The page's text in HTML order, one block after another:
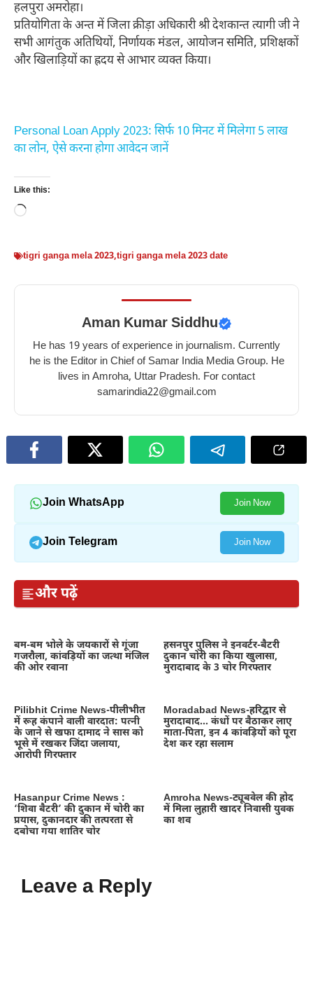
हलपुरा अमरोहा।
प्रतियोगिता के अन्त में जिला क्रीड़ा अधिकारी श्री देशकान्त त्यागी जी ने
सभी आगंतुक अतिथियों, निर्णायक मंडल, आयोजन समिति, प्रशिक्षकों
और खिलाड़ियों का ह्रदय से आभार व्यक्त किया।
Personal Loan Apply 2023: सिर्फ 10 मिनट में मिलेगा 5 लाख
का लोन, ऐसे करना होगा आवेदन जानें
Like this:
Loading…
tigri ganga mela 2023,tigri ganga mela 2023 date
Aman Kumar Siddhu
He has 19 years of experience in journalism. Currently
he is the Editor in Chief of Samar India Media Group. He
lives in Amroha, Uttar Pradesh. For contact
samarindia22@gmail.com
Join WhatsApp Join Now
Join Telegram Join Now
और पढ़ें
बम-बम भोले के जयकारों से गूंजा
गजरौला, कांवड़ियों का जत्था मंजिल
की ओर रवाना
हसनपुर पुलिस ने इनवर्टर-बैटरी
दुकान चोरी का किया खुलासा,
मुरादाबाद के 3 चोर गिरफ्तार
Pilibhit Crime News-पीलीभीत
में रूह कंपाने वाली वारदात: पत्नी
के जाने से खफा दामाद ने सास को
भूसे में रखकर जिंदा जलाया,
आरोपी गिरफ्तार
Moradabad News-हरिद्वार से
मुरादाबाद… कंधों पर बैठाकर लाए
माता-पिता, इन 4 कांवड़ियों को पूरा
देश कर रहा सलाम
Hasanpur Crime News :
‘शिवा बैटरी’ की दुकान में चोरी का
प्रयास, दुकानदार की तत्परता से
दबोचा गया शातिर चोर
Amroha News-ट्यूबवेल की होद
में मिला लुहारी खादर निवासी युवक
का शव
Leave a Reply